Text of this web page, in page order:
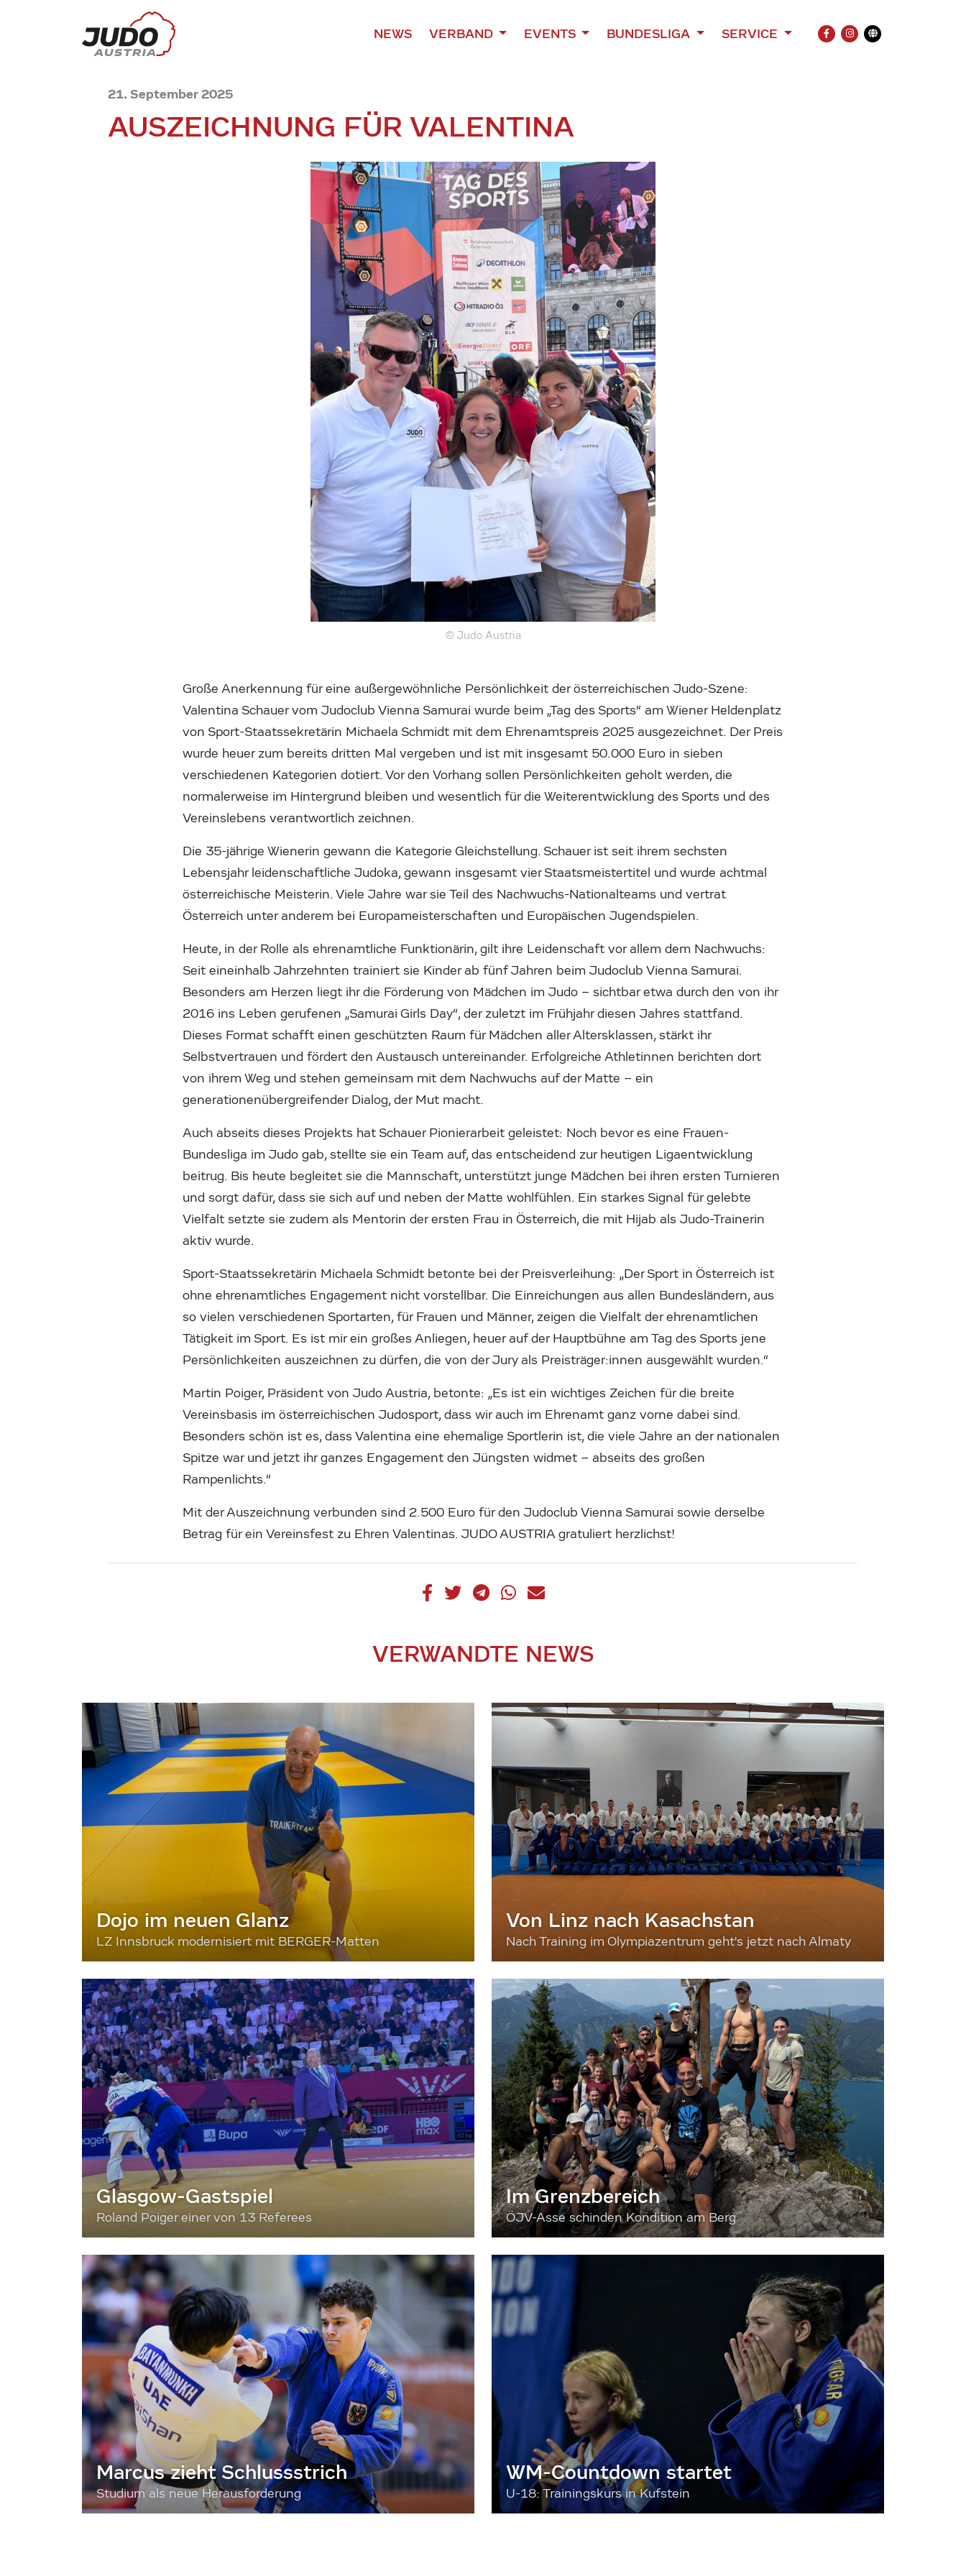
NEWS VERBAND EVENTS BUNDESLIGA SERVICE
FACEBOOK
INSTAGRAM
Übersetzung
21. September 2025
AUSZEICHNUNG FÜR VALENTINA
© Judo Austria
Große Anerkennung für eine außergewöhnliche Persönlichkeit der österreichischen Judo-Szene:
Valentina Schauer vom Judoclub Vienna Samurai wurde beim „Tag des Sports“ am Wiener Heldenplatz
von Sport-Staatssekretärin Michaela Schmidt mit dem Ehrenamtspreis 2025 ausgezeichnet. Der Preis
wurde heuer zum bereits dritten Mal vergeben und ist mit insgesamt 50.000 Euro in sieben
verschiedenen Kategorien dotiert. Vor den Vorhang sollen Persönlichkeiten geholt werden, die
normalerweise im Hintergrund bleiben und wesentlich für die Weiterentwicklung des Sports und des
Vereinslebens verantwortlich zeichnen.
Die 35-jährige Wienerin gewann die Kategorie Gleichstellung. Schauer ist seit ihrem sechsten
Lebensjahr leidenschaftliche Judoka, gewann insgesamt vier Staatsmeistertitel und wurde achtmal
österreichische Meisterin. Viele Jahre war sie Teil des Nachwuchs-Nationalteams und vertrat
Österreich unter anderem bei Europameisterschaften und Europäischen Jugendspielen.
Heute, in der Rolle als ehrenamtliche Funktionärin, gilt ihre Leidenschaft vor allem dem Nachwuchs:
Seit eineinhalb Jahrzehnten trainiert sie Kinder ab fünf Jahren beim Judoclub Vienna Samurai.
Besonders am Herzen liegt ihr die Förderung von Mädchen im Judo – sichtbar etwa durch den von ihr
2016 ins Leben gerufenen „Samurai Girls Day“, der zuletzt im Frühjahr diesen Jahres stattfand.
Dieses Format schafft einen geschützten Raum für Mädchen aller Altersklassen, stärkt ihr
Selbstvertrauen und fördert den Austausch untereinander. Erfolgreiche Athletinnen berichten dort
von ihrem Weg und stehen gemeinsam mit dem Nachwuchs auf der Matte – ein
generationenübergreifender Dialog, der Mut macht.
Auch abseits dieses Projekts hat Schauer Pionierarbeit geleistet: Noch bevor es eine Frauen-
Bundesliga im Judo gab, stellte sie ein Team auf, das entscheidend zur heutigen Ligaentwicklung
beitrug. Bis heute begleitet sie die Mannschaft, unterstützt junge Mädchen bei ihren ersten Turnieren
und sorgt dafür, dass sie sich auf und neben der Matte wohlfühlen. Ein starkes Signal für gelebte
Vielfalt setzte sie zudem als Mentorin der ersten Frau in Österreich, die mit Hijab als Judo-Trainerin
aktiv wurde.
Sport-Staatssekretärin Michaela Schmidt betonte bei der Preisverleihung: „Der Sport in Österreich ist
ohne ehrenamtliches Engagement nicht vorstellbar. Die Einreichungen aus allen Bundesländern, aus
so vielen verschiedenen Sportarten, für Frauen und Männer, zeigen die Vielfalt der ehrenamtlichen
Tätigkeit im Sport. Es ist mir ein großes Anliegen, heuer auf der Hauptbühne am Tag des Sports jene
Persönlichkeiten auszeichnen zu dürfen, die von der Jury als Preisträger:innen ausgewählt wurden.“
Martin Poiger, Präsident von Judo Austria, betonte: „Es ist ein wichtiges Zeichen für die breite
Vereinsbasis im österreichischen Judosport, dass wir auch im Ehrenamt ganz vorne dabei sind.
Besonders schön ist es, dass Valentina eine ehemalige Sportlerin ist, die viele Jahre an der nationalen
Spitze war und jetzt ihr ganzes Engagement den Jüngsten widmet – abseits des großen
Rampenlichts.“
Mit der Auszeichnung verbunden sind 2.500 Euro für den Judoclub Vienna Samurai sowie derselbe
Betrag für ein Vereinsfest zu Ehren Valentinas. JUDO AUSTRIA gratuliert herzlichst!
VERWANDTE NEWS
Dojo im neuen Glanz
LZ Innsbruck modernisiert mit BERGER-Matten
Von Linz nach Kasachstan
Nach Training im Olympiazentrum geht's jetzt nach Almaty
Glasgow-Gastspiel
Roland Poiger einer von 13 Referees
Im Grenzbereich
ÖJV-Asse schinden Kondition am Berg
Marcus zieht Schlussstrich
Studium als neue Herausforderung
WM-Countdown startet
U-18: Trainingskurs in Kufstein